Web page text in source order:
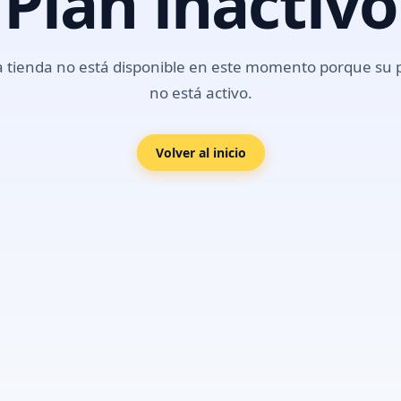
tienda no está disponible en este momento porque su
no está activo.
Volver al inicio